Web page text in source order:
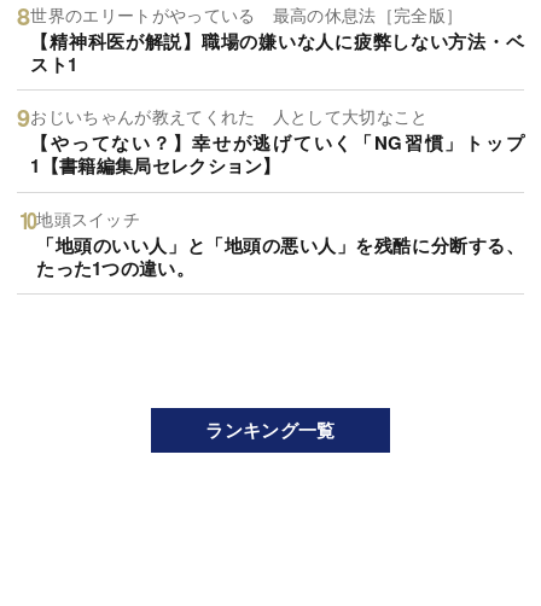
世界のエリートがやっている 最高の休息法［完全版］
【精神科医が解説】職場の嫌いな人に疲弊しない方法・ベ
スト1
おじいちゃんが教えてくれた 人として大切なこと
【やってない？】幸せが逃げていく「NG習慣」トップ
1【書籍編集局セレクション】
地頭スイッチ
「地頭のいい人」と「地頭の悪い人」を残酷に分断する、
たった1つの違い。
ランキング一覧